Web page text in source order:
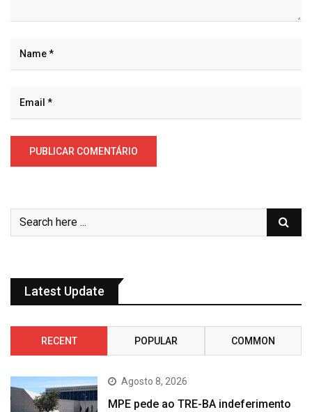
Latest Update
RECENT POPULAR COMMON
Agosto 8, 2026
MPE pede ao TRE-BA indeferimento